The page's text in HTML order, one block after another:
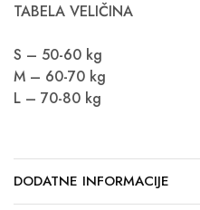
TABELA VELIČINA
S – 50-60 kg
M – 60-70 kg
L – 70-80 kg
DODATNE INFORMACIJE